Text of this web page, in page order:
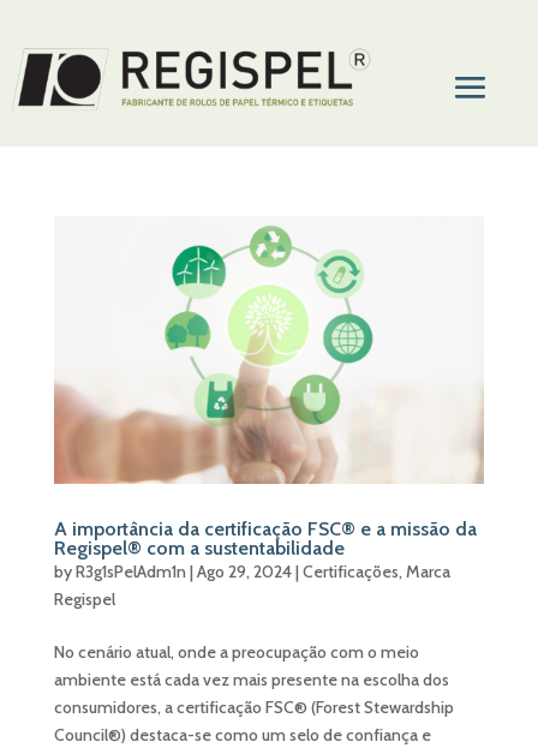
A importância da certificação FSC® e a missão da
Regispel® com a sustentabilidade
byR3g1sPelAdm1n |Ago 29, 2024|Certificações,Marca
Regispel
No cenário atual, onde a preocupação com o meio
ambiente está cada vez mais presente na escolha dos
consumidores, a certificação FSC® (Forest Stewardship
Council®) destaca-se como um selo de confiança e